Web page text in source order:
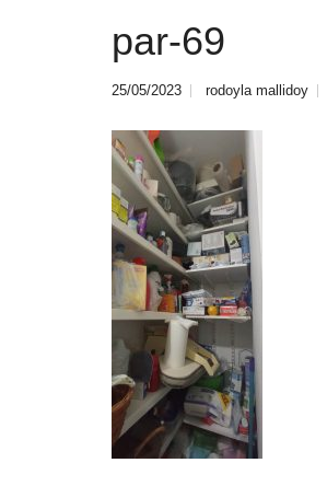
par-69
25/05/2023 rodoyla mallidoy